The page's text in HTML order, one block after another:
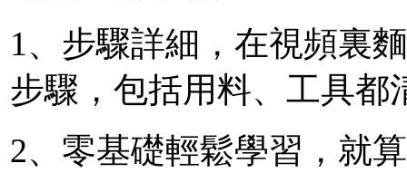
1、步驟詳細，在視頻裏
步驟，包括用料、工具都
2、零基礎輕鬆學習，就